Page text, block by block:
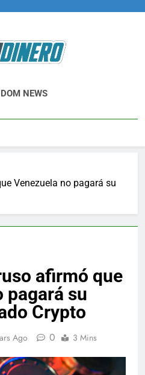
NEWS
Venezuela no pagará su
afirmó que
pagará su
Crypto
Ago 0 3 Mins